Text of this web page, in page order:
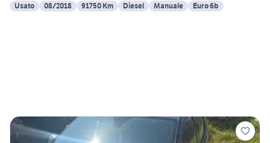
Usato
08/2018 91750 Km Diesel Manuale Euro 6b